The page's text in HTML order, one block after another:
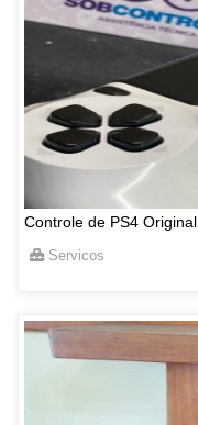
Controle de PS4 Original
Servicos